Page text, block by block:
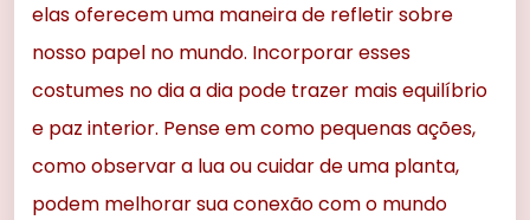
elas oferecem uma maneira de refletir sobre
nosso papel no mundo. Incorporar esses
costumes no dia a dia pode trazer mais equilíbrio
e paz interior. Pense em como pequenas ações,
como observar a lua ou cuidar de uma planta,
podem melhorar sua conexão com o mundo